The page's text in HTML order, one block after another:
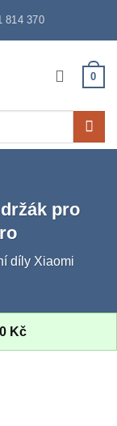
814 370
0
pro
díly Xiaomi
Kč